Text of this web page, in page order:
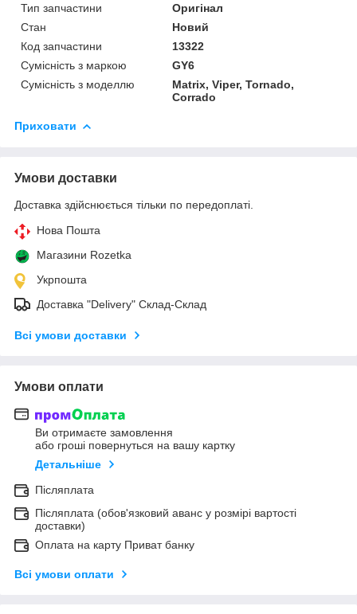
Тип запчастини
Оригінал
Стан
Новий
Код запчастини
13322
Сумісність з маркою
GY6
Сумісність з моделлю
Matrix, Viper, Tornado,
Corrado
Приховати
Умови доставки
Доставка здійснюється тільки по передоплаті.
Нова Пошта
Магазини Rozetka
Укрпошта
Доставка "Delivery" Склад-Склад
Всі умови доставки
Умови оплати
Ви отримаєте замовлення
або гроші повернуться на вашу картку
Детальніше
Післяплата
Післяплата (обов'язковий аванс у розмірі вартості
доставки)
Оплата на карту Приват банку
Всі умови оплати